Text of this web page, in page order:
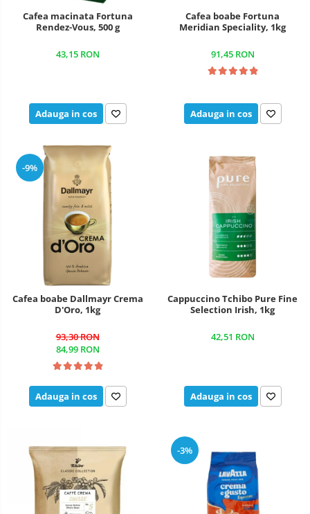
Cafea macinata Fortuna
Rendez-Vous, 500 g
43,15 RON
Adauga in cos
Cafea boabe Fortuna
Meridian Speciality, 1kg
91,45 RON
Adauga in cos
-9%
Cafea boabe Dallmayr Crema
D'Oro, 1kg
93,30 RON
84,99 RON
Adauga in cos
Cappuccino Tchibo Pure Fine
Selection Irish, 1kg
42,51 RON
Adauga in cos
-3%